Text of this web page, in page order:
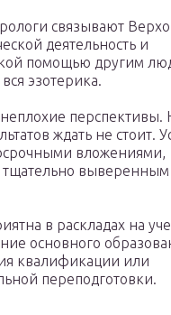
связывают
деятельность и
помощью другим
эзотерика.
перспективы.
ждать не стоит.
вложениями,
выверенным
в раскладах на
основного
квалификации или
переподготовки.